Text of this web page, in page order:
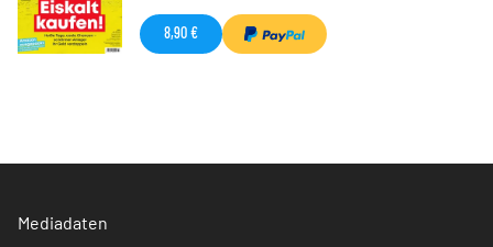
8,90 €
Mediadaten